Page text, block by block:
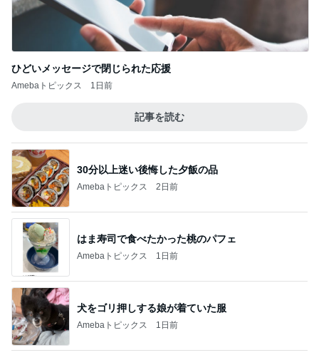
ひどいメッセージで閉じられた応援
Amebaトピックス 1日前
記事を読む
30分以上迷い後悔した夕飯の品
Amebaトピックス 2日前
はま寿司で食べたかった桃のパフェ
Amebaトピックス 1日前
犬をゴリ押しする娘が着ていた服
Amebaトピックス 1日前